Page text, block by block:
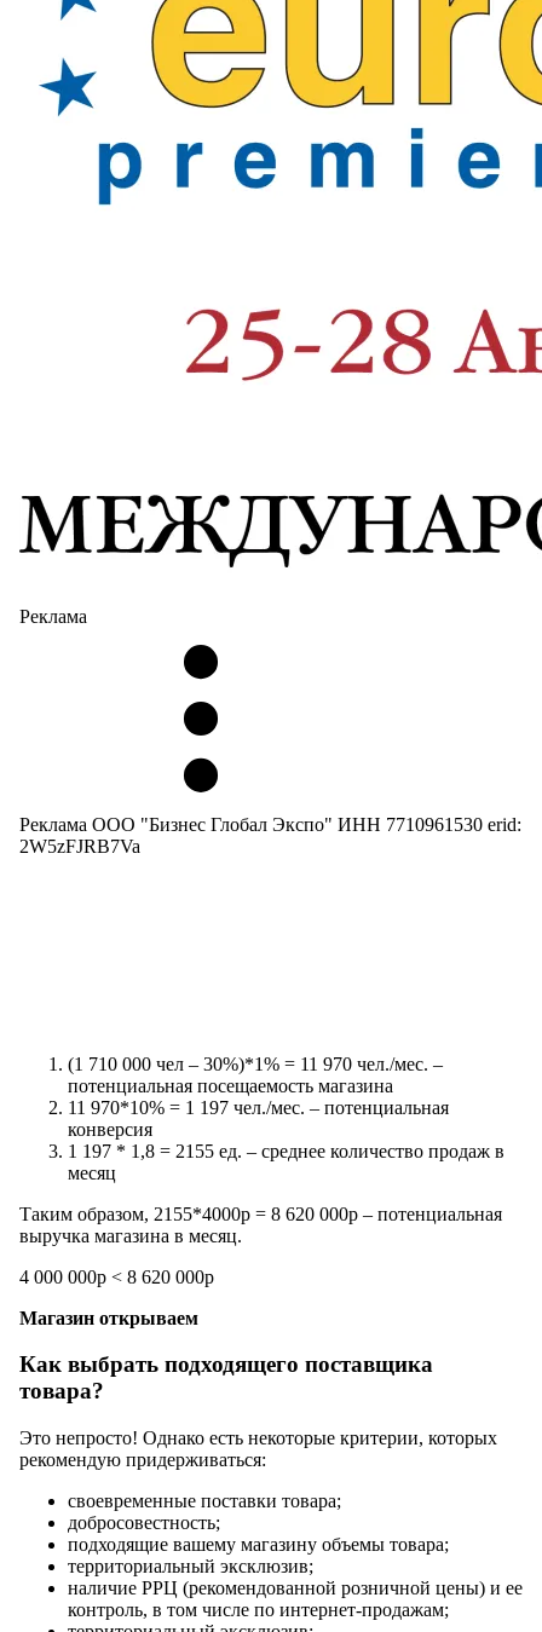
Реклама
Реклама ООО "Бизнес Глобал Экспо" ИНН 7710961530 erid:
2W5zFJRB7Va
(1 710 000 чел – 30%)*1% = 11 970 чел./мес. –
потенциальная посещаемость магазина
11 970*10% = 1 197 чел./мес. – потенциальная
конверсия
1 197 * 1,8 = 2155 ед. – среднее количество продаж в
месяц
Таким образом, 2155*4000р = 8 620 000р – потенциальная
выручка магазина в месяц.
4 000 000р < 8 620 000р
Магазин открываем
Как выбрать подходящего поставщика
товара?
Это непросто! Однако есть некоторые критерии, которых
рекомендую придерживаться:
своевременные поставки товара;
добросовестность;
подходящие вашему магазину объемы товара;
территориальный эксклюзив;
наличие РРЦ (рекомендованной розничной цены) и ее
контроль, в том числе по интернет-продажам;